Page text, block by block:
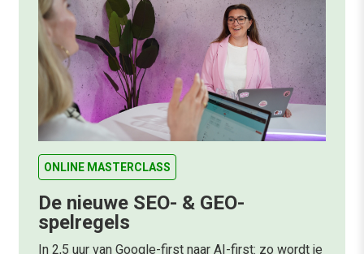
ONLINE MASTERCLASS
De nieuwe SEO- & GEO-
spelregels
In 2,5 uur van Google-first naar AI-first: zo wordt je